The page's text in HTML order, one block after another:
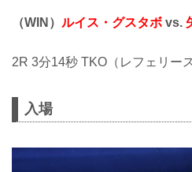
（WIN） ルイス・グスタボ vs.
2R 3分14秒 TKO（レフェリー
入場